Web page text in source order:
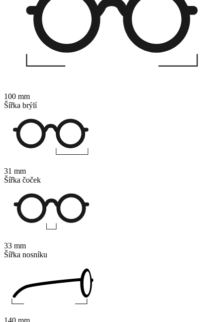
100 mm
Šířka brýlí
31 mm
Šířka čoček
33 mm
Šířka nosníku
140 mm